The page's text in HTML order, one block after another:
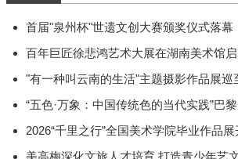
首届"泉州杯"世遗文创大赛颁奖仪式落幕
百年巨匠徐悲鸿艺术大展在湖南美术馆
"有一种叫云南的生活"主题摄影作品展巡
“五色·万象：中国传统色的当代实践”巴
2026“千里之行”全国美术学院毕业作品展
美高梅深化文旅人才培育 打造青少年艺